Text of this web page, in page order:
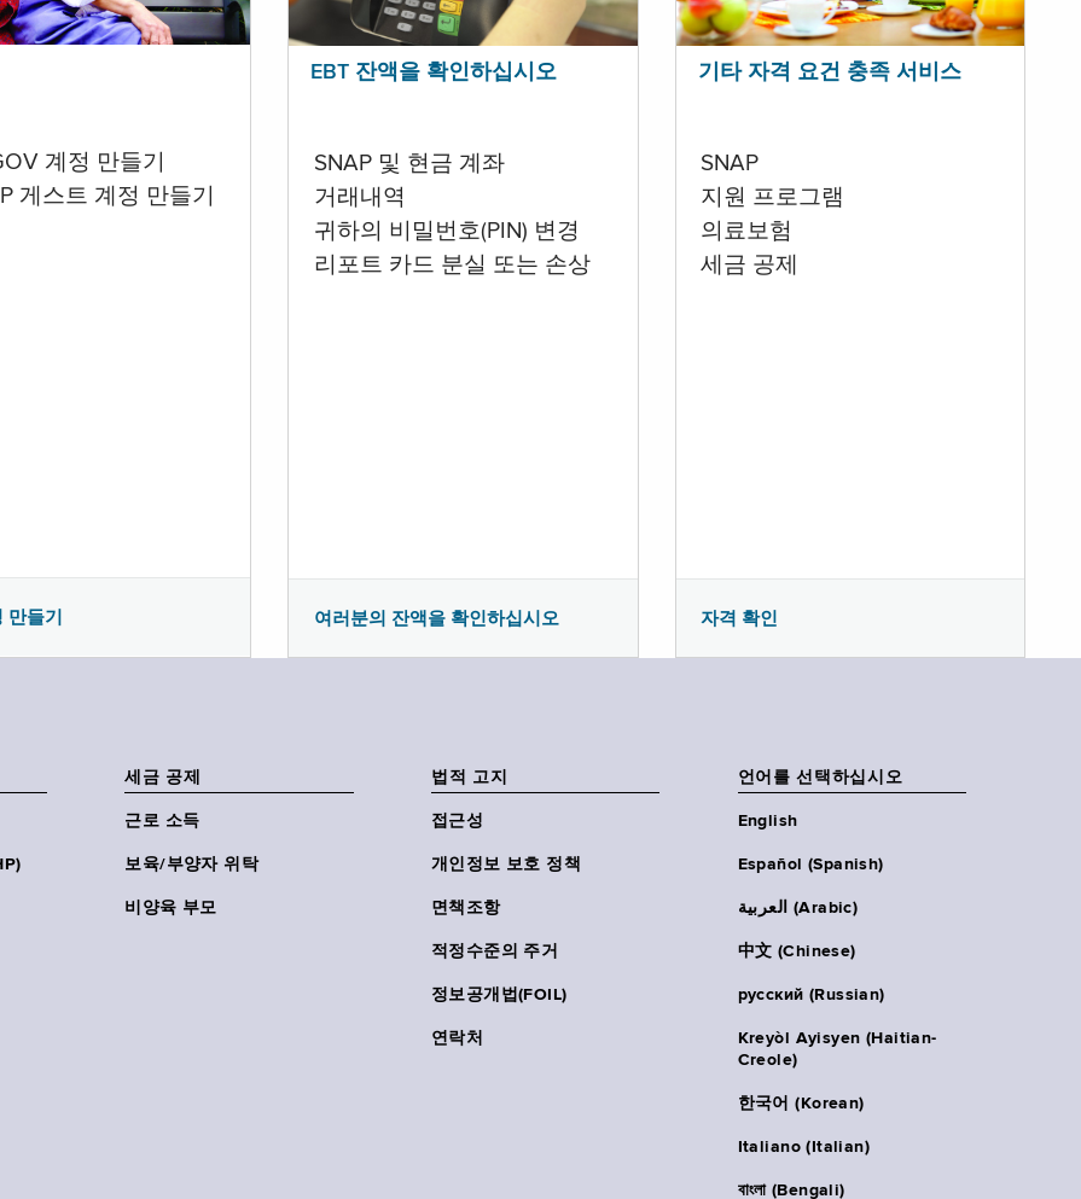
계정 만들기
게스트 계정 만들기
만들기
EBT 잔액을 확인하십시오
SNAP 및 현금 계좌
거래내역
귀하의 비밀번호(PIN) 변경
리포트 카드 분실 또는 손상
여러분의 잔액을 확인하십시오
기타 자격 요건 충족 서비스
SNAP
지원 프로그램
의료보험
세금 공제
자격 확인
세금 공제
근로 소득
보육/부양자 위탁
비양육 부모
법적 고지
접근성
개인정보 보호 정책
면책조항
적정수준의 주거
정보공개법(FOIL)
연락처
언어를 선택하십시오
English
Español (Spanish)
العربية (Arabic)
中文 (Chinese)
русский (Russian)
Kreyòl Ayisyen (Haitian-
Creole)
한국어 (Korean)
Italiano (Italian)
বাংলা (Bengali)